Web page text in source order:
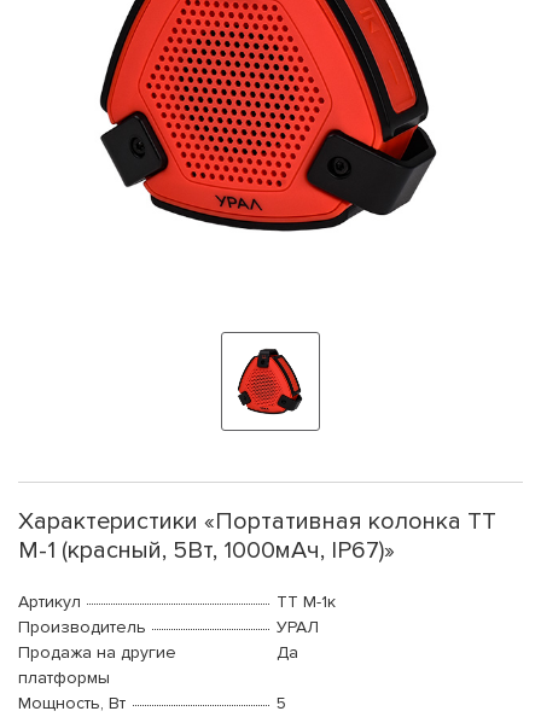
Характеристики «Портативная колонка ТТ
М-1 (красный, 5Вт, 1000мАч, IP67)»
Артикул
ТТ М-1к
Производитель
УРАЛ
Продажа на другие
платформы
Да
Мощность, Вт
5